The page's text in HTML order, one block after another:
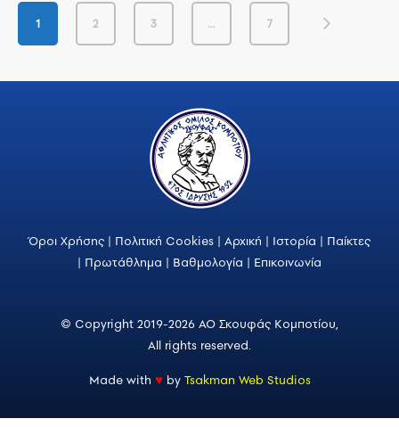
1 2 3 … 7
Όροι Χρήσης | Πολιτική Cookies | Αρχική | Ιστορία | Παίκτες
| Πρωτάθλημα | Βαθμολογία | Επικοινωνία
© Copyright 2019-2026 ΑΟ Σκουφάς Κομποτίου,
All rights reserved.
Made with ♥ by Tsakman Web Studios